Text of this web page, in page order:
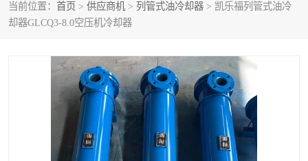
当前位置： 首页 > 供应商机 > 列管式油冷却器 > 凯乐福列管式油冷
却器GLCQ3-8.0空压机冷却器
柱塞泵 方向阀
高压球阀 电机
列管式油冷却器